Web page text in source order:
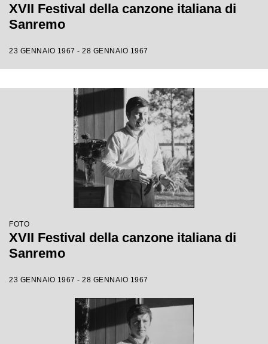
XVII Festival della canzone italiana di
Sanremo
23 GENNAIO 1967 - 28 GENNAIO 1967
FOTO
XVII Festival della canzone italiana di
Sanremo
23 GENNAIO 1967 - 28 GENNAIO 1967